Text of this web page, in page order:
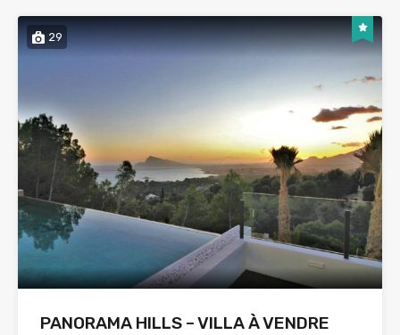
29
PANORAMA HILLS – VILLA À VENDRE